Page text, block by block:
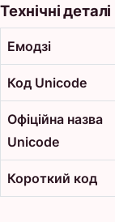
Технічні деталі
Емодзі
Код Unicode
Офіційна назва
Unicode
Короткий код